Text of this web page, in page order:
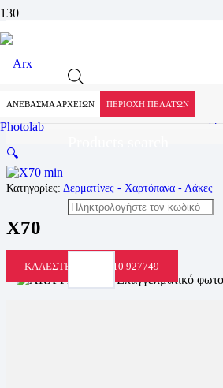
ΑΝΕΒΑΣΜΑ ΑΡΧΕΙΩΝ ΠΕΡΙΟΧΗ ΠΕΛΑΤΩΝ
Προϊόν
🔍
Κατηγορίες: Δερματίνες - Χαρτόπανα - Λάκες
X70
ΚΑΛΈΣΤΕ ΜΑΣ: 2310 927749